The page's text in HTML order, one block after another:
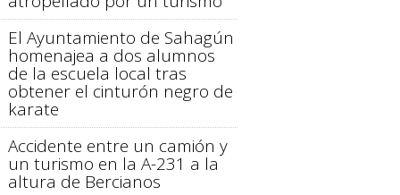
El Ayuntamiento de Sahagún
homenajea a dos alumnos
de la escuela local tras
obtener el cinturón negro de
karate
Accidente entre un camión y
un turismo en la A-231 a la
altura de Bercianos